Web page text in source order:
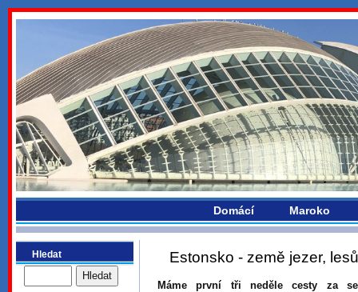
bydlikemevropou.com
Domácí Maroko
Hledat Estonsko - země jezer,
Máme první tři neděle cesty za